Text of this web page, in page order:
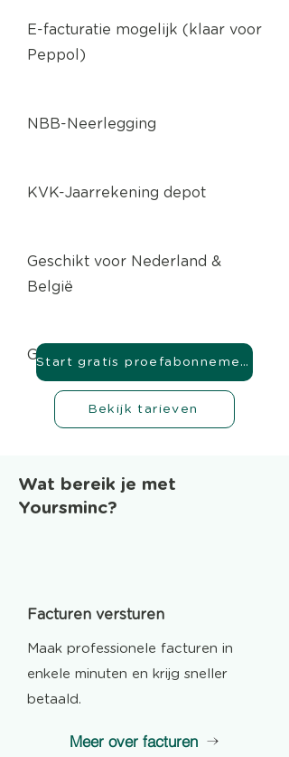
E-facturatie mogelijk (klaar voor
Peppol)
NBB-Neerlegging
KVK-Jaarrekening depot
Geschikt voor Nederland &
België
Geen creditcard nodig Start gratis proefabonnement
Bekijk tarieven
Wat bereik je met
Yoursminc?
Facturen versturen
Maak professionele facturen in
enkele minuten en krijg sneller
betaald.
Meer over facturen